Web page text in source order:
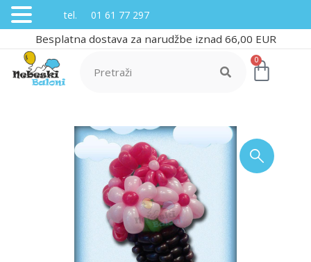
Besplatna dostava za narudžbe iznad 66,00 EUR
0
tel. 01 61 77 297